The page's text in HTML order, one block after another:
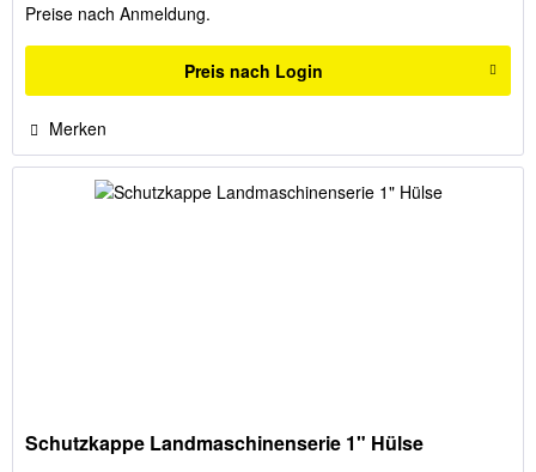
Preise nach Anmeldung.
Preis nach Login
Merken
Schutzkappe Landmaschinenserie 1" Hülse